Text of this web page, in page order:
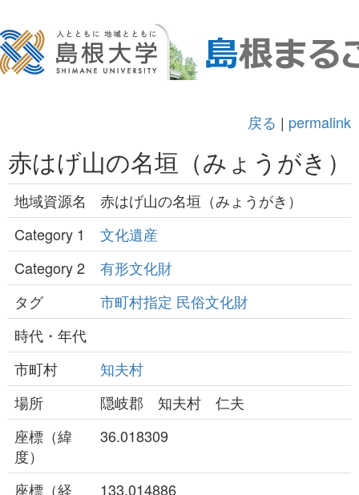
戻る | permalink
赤はげ山の名垣（みょうがき）
地域資源名
赤はげ山の名垣（みょうがき）
Category 1
文化遺産
Category 2
有形文化財
タグ
市町村指定 民俗文化財
時代・年代
市町村
知夫村
場所
隠岐郡 知夫村 仁夫
座標（緯
度）
36.018309
座標（経
133.014886